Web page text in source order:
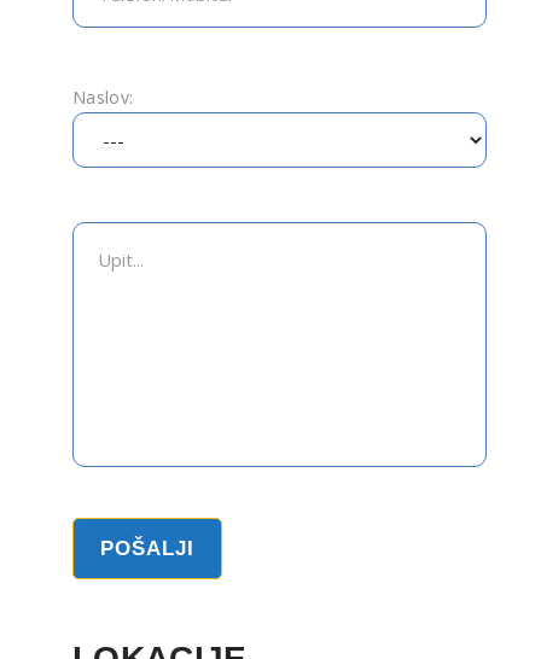
Naslov: